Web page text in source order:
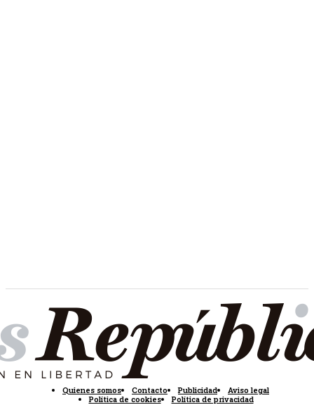
Quienes somos Contacto Publicidad
Aviso legal
Política de cookies
Política de privacidad